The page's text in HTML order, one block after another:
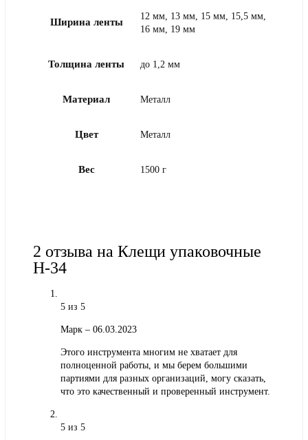
Ширина ленты
12 мм, 13 мм, 15 мм, 15,5 мм,
16 мм, 19 мм
Толщина ленты до 1,2 мм
Материал Металл
Цвет Металл
Вес 1500 г
2 отзыва на Клещи упаковочные
H-34
5 из 5
Марк – 06.03.2023
Этого инструмента многим не хватает для
полноценной работы, и мы берем большими
партиями для разных организаций, могу сказать,
что это качественный и проверенный инструмент.
5 из 5